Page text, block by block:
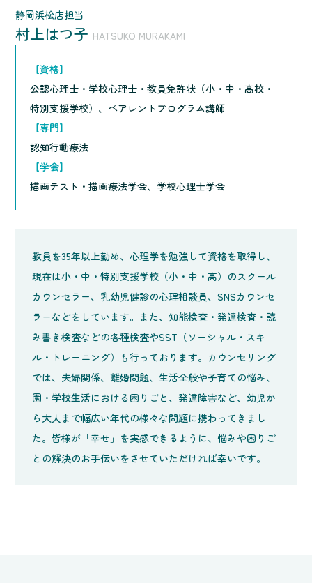
静岡浜松店担当
村上はつ子 HATSUKO MURAKAMI
【資格】
公認心理士・学校心理士・教員免許状（小・中・高校・
特別支援学校）、ペアレントプログラム講師
【専門】
認知行動療法
【学会】
描画テスト・描画療法学会、学校心理士学会
教員を35年以上勤め、心理学を勉強して資格を取得し、
現在は小・中・特別支援学校（小・中・高）のスクール
カウンセラー、乳幼児健診の心理相談員、SNSカウンセ
ラーなどをしています。また、知能検査・発達検査・読
み書き検査などの各種検査やSST（ソーシャル・スキ
ル・トレーニング）も行っております。カウンセリング
では、夫婦関係、離婚問題、生活全般や子育ての悩み、
園・学校生活における困りごと、発達障害など、幼児か
ら大人まで幅広い年代の様々な問題に携わってきまし
た。皆様が「幸せ」を実感できるように、悩みや困りご
との解決のお手伝いをさせていただければ幸いです。